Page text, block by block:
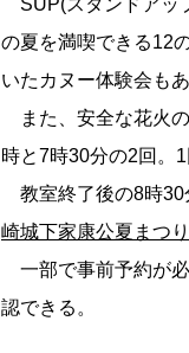
SUP(スタンドアッ
の夏を満喫できる12
いたカヌー体験会も
また、安全な花火
時と7時30分の2回。
教室終了後の8時
崎城下家康公夏まつり
一部で事前予約が
認できる。